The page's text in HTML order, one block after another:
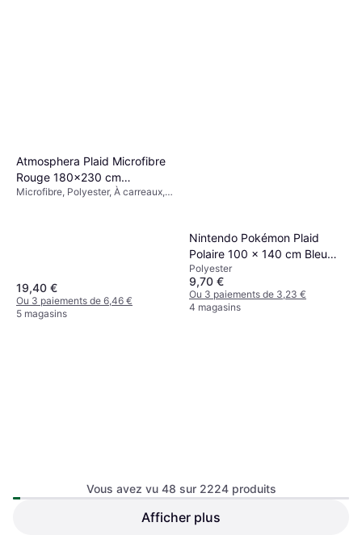
Atmosphera Plaid Microfibre
Rouge 180x230 cm
Couverture Rouge
Microfibre, Polyester, À carreaux,
19,40 €
Ou 3 paiements de 6,46 €
5 magasins
Nintendo Pokémon Plaid
Polaire 100 x 140 cm Bleu
Couverture Bleu
Polyester
9,70 €
Ou 3 paiements de 3,23 €
4 magasins
ferm LIVING Weaver Couvre-
Couverture Blanc
Vous avez vu 48 sur 2224 produits
Afficher plus